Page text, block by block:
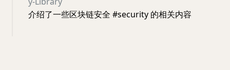
介绍了一些区块链安全 #security 的相关内容